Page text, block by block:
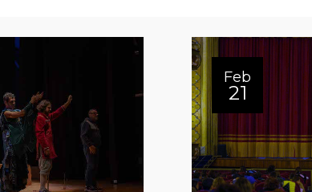
Feb
21